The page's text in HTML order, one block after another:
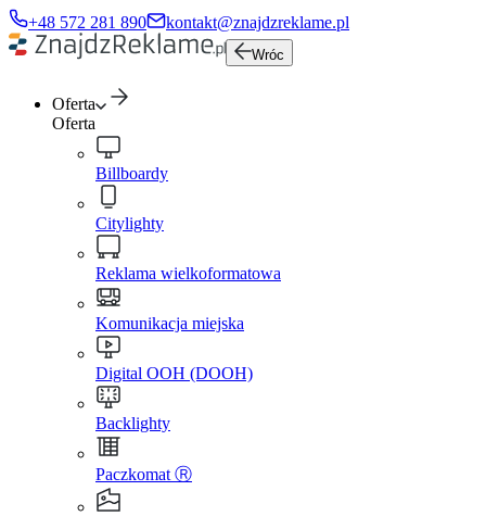
+48 572 281 890 kontakt@znajdzreklame.pl
Wróc
Oferta
Oferta
Billboardy
Citylighty
Reklama wielkoformatowa
Komunikacja miejska
Digital OOH (DOOH)
Backlighty
Paczkomat Ⓡ